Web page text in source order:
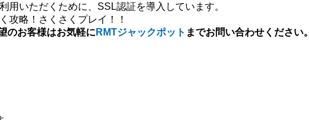
用いただくために、SSL認証を導入しています。
攻略！さくさくプレイ！！
のお客様はお気軽に RMTジャックポット までお問い合わせください。